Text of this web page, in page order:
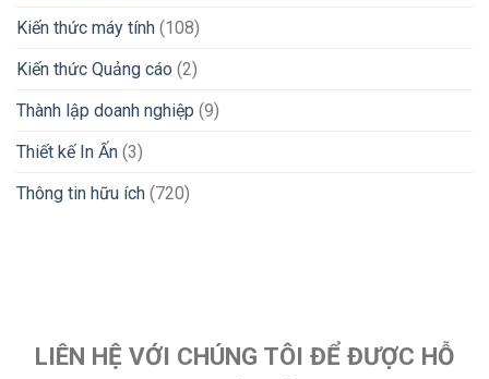
Kiến thức máy tính (108)
Kiến thức Quảng cáo (2)
Thành lập doanh nghiệp (9)
Thiết kế In Ấn (3)
Thông tin hữu ích (720)
LIÊN HỆ VỚI CHÚNG TÔI ĐỂ ĐƯỢC HỖ